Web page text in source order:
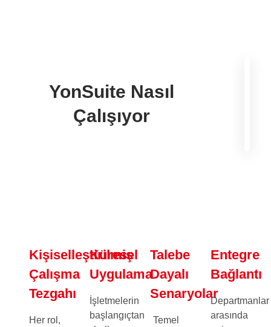
YonSuite Nasıl
Çalışıyor
Kişiselleştirilmiş
Çalışma
Tezgahı
Her rol,
Küresel
Uygulama
İşletmelerin
başlangıçtan
Talebe
Dayalı
Senaryolar
Temel
Entegre
Bağlantı
Departmanlar
arasında